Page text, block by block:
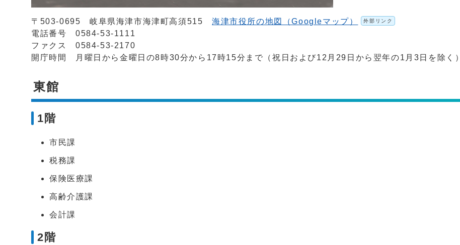
〒503-0695 岐阜県海津市海津町高須515 海津市役所の地図（Googleマップ） 外部リンク
電話番号 0584-53-1111
ファクス 0584-53-2170
開庁時間 月曜日から金曜日の8時30分から17時15分まで（祝日および12月29日から翌年の1月3日を除く）
東館
1階
市民課
税務課
保険医療課
高齢介護課
会計課
2階